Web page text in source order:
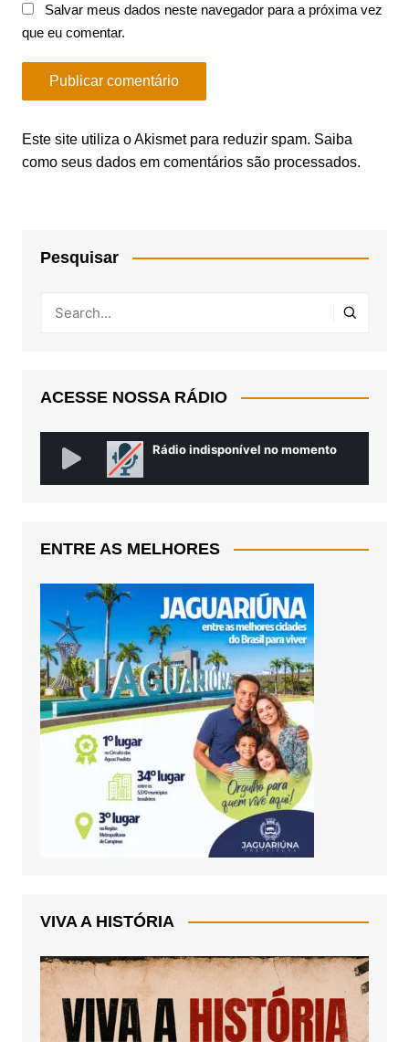
Salvar meus dados neste navegador para a próxima vez
que eu comentar.
Este site utiliza o Akismet para reduzir spam. Saiba
como seus dados em comentários são processados.
Pesquisar
ACESSE NOSSA RÁDIO
ENTRE AS MELHORES
VIVA A HISTÓRIA